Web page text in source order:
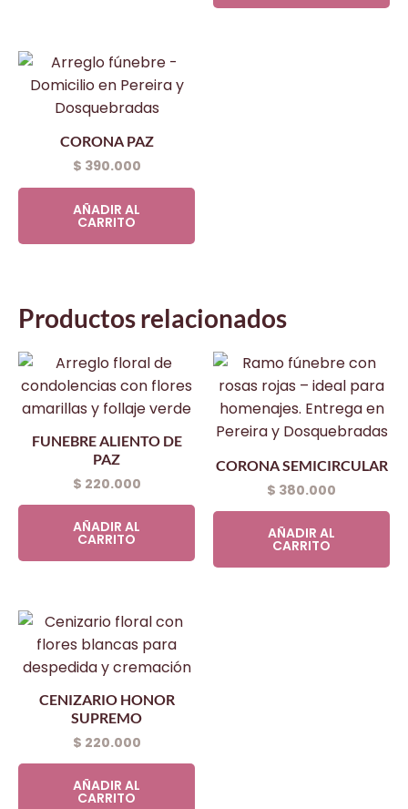
CORONA PAZ
$ 390.000
AÑADIR AL
CARRITO
Productos relacionados
FUNEBRE ALIENTO DE
PAZ
$ 220.000
AÑADIR AL
CARRITO
CORONA SEMICIRCULAR
$ 380.000
AÑADIR AL
CARRITO
CENIZARIO HONOR
SUPREMO
$ 220.000
AÑADIR AL
CARRITO